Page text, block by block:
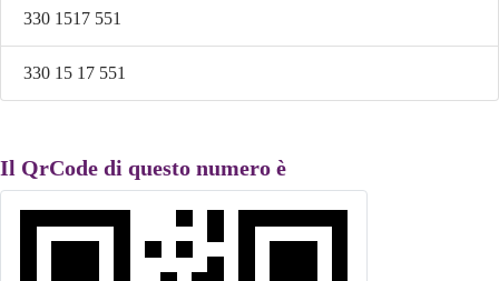
330 1517 551
330 15 17 551
Il QrCode di questo numero è